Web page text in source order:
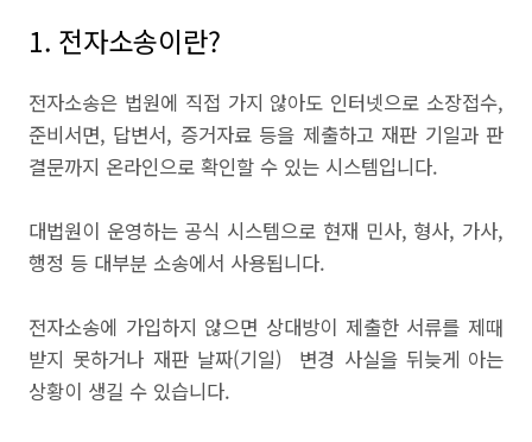
1. 전자소송이란?
전자소송은 법원에 직접 가지 않아도 인터넷으로 소장접수,
준비서면, 답변서, 증거자료 등을 제출하고 재판 기일과 판
결문까지 온라인으로 확인할 수 있는 시스템입니다.
대법원이 운영하는 공식 시스템으로 현재 민사, 형사, 가사,
행정 등 대부분 소송에서 사용됩니다.
전자소송에 가입하지 않으면 상대방이 제출한 서류를 제때
받지 못하거나 재판 날짜(기일) 변경 사실을 뒤늦게 아는
상황이 생길 수 있습니다.